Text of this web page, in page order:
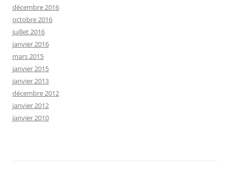
décembre 2016
octobre 2016
juillet 2016
janvier 2016
mars 2015
janvier 2015
janvier 2013
décembre 2012
janvier 2012
janvier 2010